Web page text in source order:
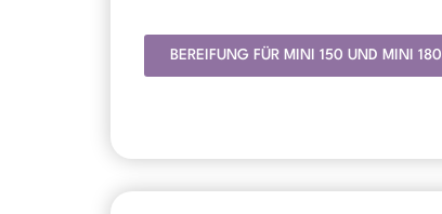
BEREIFUNG FÜR MINI 150 UND MINI 180